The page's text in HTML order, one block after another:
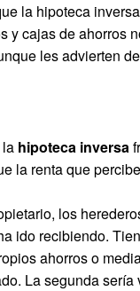
la hipoteca
y cajas de ahorros
les advierten
hipoteca inversa
la renta que
los
ido recibiendo.
ahorros o
La segunda